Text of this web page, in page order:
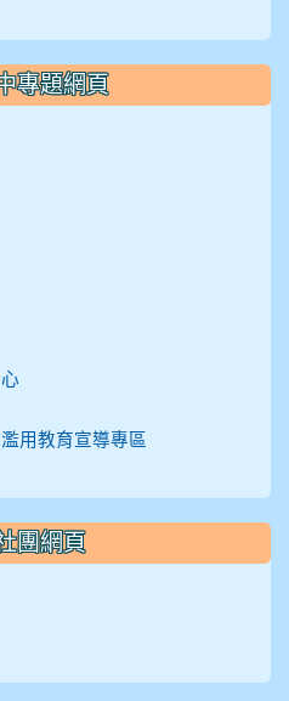
專題網頁
用教育宣導專區
團網頁